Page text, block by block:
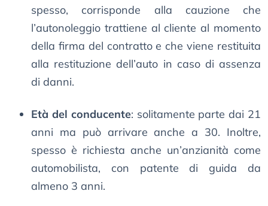
spesso, corrisponde alla cauzione che
l’autonoleggio trattiene al cliente al momento
della firma del contratto e che viene restituita
alla restituzione dell’auto in caso di assenza
di danni.
Età del conducente: solitamente parte dai 21
anni ma può arrivare anche a 30. Inoltre,
spesso è richiesta anche un’anzianità come
automobilista, con patente di guida da
almeno 3 anni.